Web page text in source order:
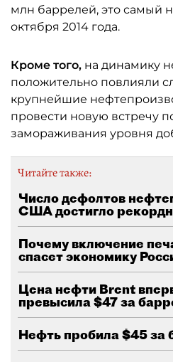
млн баррелей, это самый
октября 2014 года.
Кроме того, на динамику
положительно повлияли
крупнейшие
провести новую встречу
замораживания уровня
Читайте также:
Число дефолтов
США достигло
Почему включение
спасет экономику
Цена нефти Brent
превысила $47 за
Нефть пробила $45 за